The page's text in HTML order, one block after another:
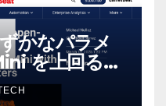
かなパラメ
を上回る新
モデルをリ